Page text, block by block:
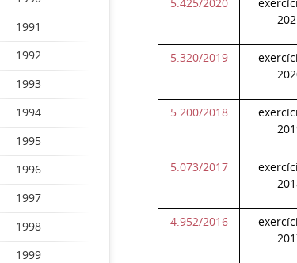
1991
1992
1993
1994
1995
1996
1997
1998
1999
5.320/2019
5.200/2018
5.073/2017
4.952/2016